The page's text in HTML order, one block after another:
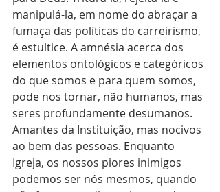
manipulá-la, em nome do abraçar a
fumaça das políticas do carreirismo,
é estultice. A amnésia acerca dos
elementos ontológicos e categóricos
do que somos e para quem somos,
pode nos tornar, não humanos, mas
seres profundamente desumanos.
Amantes da Instituição, mas nocivos
ao bem das pessoas. Enquanto
Igreja, os nossos piores inimigos
podemos ser nós mesmos, quando